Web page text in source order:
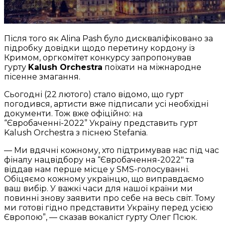
Після того як Alina Pash було дискваліфіковано за
підробку довідки щодо перетину кордону із
Кримом, оргкомітет конкурсу запропонував
гурту Kalush Orchestra поїхати на міжнародне
пісенне змагання.
Сьогодні (22 лютого) стало відомо, що гурт
погодився, артисти вже підписали усі необхідні
документи. Тож вже офіційно: на
“Євробаченні-2022” Україну представить гурт
Kalush Orchestra з піснею Stefania.
— Ми вдячні кожному, хто підтримував нас під час
фіналу нацвідбору на “Євробачення-2022″ та
віддав нам перше місце у SMS-голосуванні.
Обіцяємо кожному українцю, що виправдаємо
ваш вибір. У важкі часи для нашої країни ми
повинні знову заявити про себе на весь світ. Тому
ми готові гідно представити Україну перед усією
Європою”, — сказав вокаліст гурту Олег Псюк.